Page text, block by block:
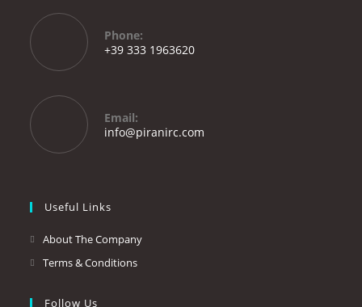
Phone:
+39 333 1963620
application
Email:
info@piranirc.com
Useful Links
About The Company
Terms & Conditions
Follow Us